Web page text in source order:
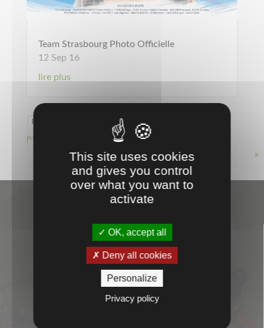
Team Strasbourg Photo Officielle
12 Sep 16
lire plus
Page 16 sur 17
« Première
page
10
14 15 16 »

CONSEILS
This site uses cookies
and gives you control
over what you want to
activate
OK, accept all
Deny all cookies
Personalize
Privacy policy